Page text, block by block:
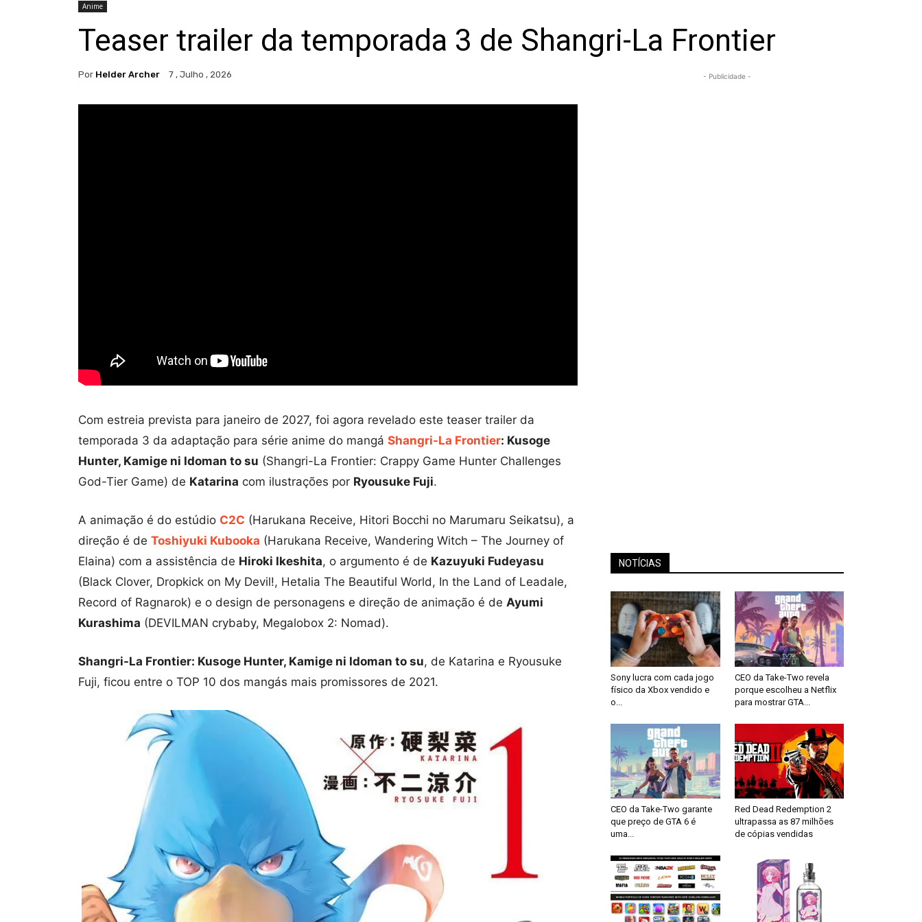
Anime
Teaser trailer da temporada 3 de Shangri-La Frontier
Por Helder Archer 7 , Julho , 2026
Com estreia prevista para janeiro de 2027, foi agora revelado este teaser trailer da
temporada 3 da adaptação para série anime do mangá Shangri-La Frontier: Kusoge
Hunter, Kamige ni Idoman to su (Shangri-La Frontier: Crappy Game Hunter Challenges
God-Tier Game) de Katarina com ilustrações por Ryousuke Fuji.
A animação é do estúdio C2C (Harukana Receive, Hitori Bocchi no Marumaru Seikatsu), a
direção é de Toshiyuki Kubooka (Harukana Receive, Wandering Witch – The Journey of
Elaina) com a assistência de Hiroki Ikeshita, o argumento é de Kazuyuki Fudeyasu
(Black Clover, Dropkick on My Devil!, Hetalia The Beautiful World, In the Land of Leadale,
Record of Ragnarok) e o design de personagens e direção de animação é de Ayumi
Kurashima (DEVILMAN crybaby, Megalobox 2: Nomad).
Shangri-La Frontier: Kusoge Hunter, Kamige ni Idoman to su, de Katarina e Ryousuke
Fuji, ficou entre o TOP 10 dos mangás mais promissores de 2021.
- Publicidade -
NOTÍCIAS
Sony lucra com cada jogo
físico da Xbox vendido e
o...
CEO da Take-Two revela
porque escolheu a Netflix
para mostrar GTA...
CEO da Take-Two garante
que preço de GTA 6 é
uma...
Red Dead Redemption 2
ultrapassa as 87 milhões
de cópias vendidas